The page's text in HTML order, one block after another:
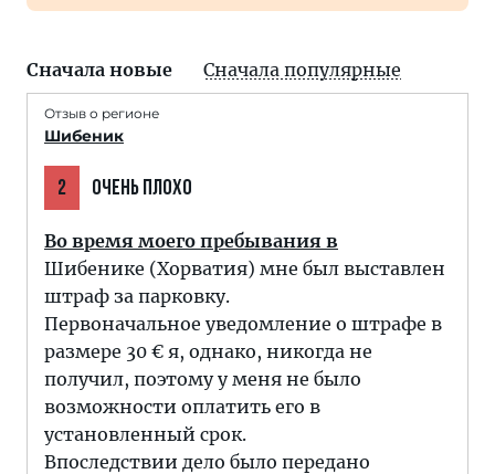
Сначала новые Сначала популярные
Отзыв о регионе
Шибеник
2 ОЧЕНЬ ПЛОХО
Во время моего пребывания в
Шибенике (Хорватия) мне был выставлен
штраф за парковку.
Первоначальное уведомление о штрафе в
размере 30 € я, однако, никогда не
получил, поэтому у меня не было
возможности оплатить его в
установленный срок.
Впоследствии дело было передано